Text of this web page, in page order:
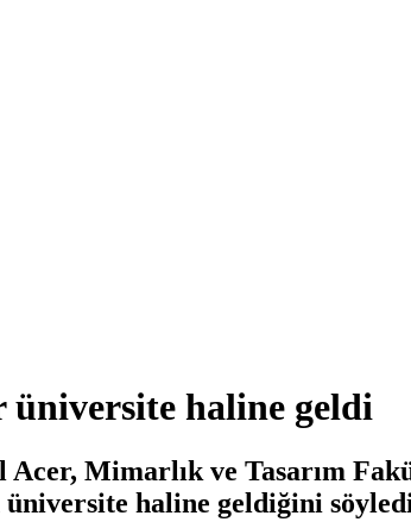
haline geldi
Mimarlık ve Tasarım
üniversite haline geldiğini